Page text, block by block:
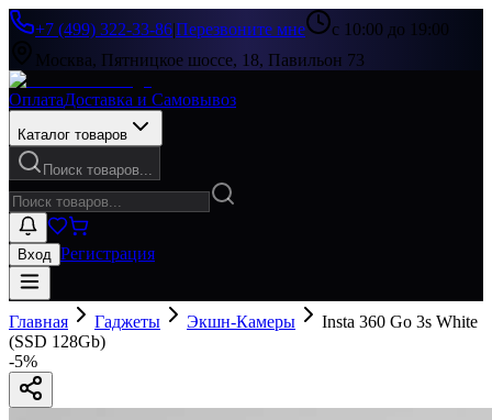
+7 (499) 322-33-86|Перезвоните мне
с 10:00 до 19:00
Москва, Пятницкое шоссе, 18, Павильон 73
ОплатаДоставка и Самовывоз
Каталог товаров
Поиск товаров...
Вход Регистрация
Главная Гаджеты Экшн-Камеры
Insta 360 Go 3s White
(SSD 128Gb)
-5%